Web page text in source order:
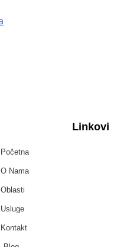
Linkovi
Početna
O Nama
Oblasti
Usluge
Kontakt